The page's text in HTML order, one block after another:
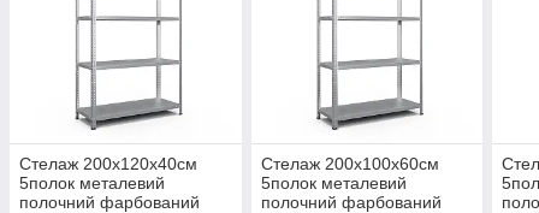
Стелаж 200x120x40см
5полок металевий
полочний фарбований
Стелаж 200x100х60см
5полок металевий
полочний фарбований